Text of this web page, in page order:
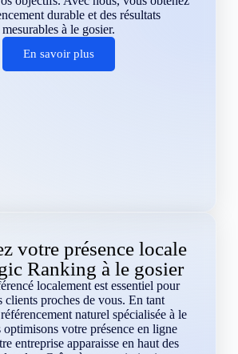
durable et des résultats
mesurables à le gosier.
En savoir plus
votre présence locale
Ranking à le gosier
localement est essentiel pour
clients proches de vous. En tant
naturel spécialisée à le
optimisons votre présence en ligne
entreprise apparaisse en haut des